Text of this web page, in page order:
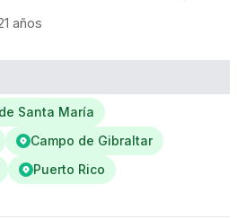
años
Santa María
Campo de Gibraltar
Puerto Rico